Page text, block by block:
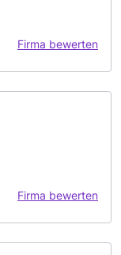
Firma bewerten
Firma bewerten